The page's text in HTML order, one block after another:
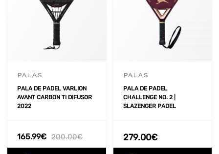
PALAS
PALA DE PADEL VARLION
AVANT CARBON TI DIFUSOR
2022
200.00€
165.99€
PALAS
PALA DE PADEL
CHALLENGE NO. 2 |
SLAZENGER PADEL
279.00€